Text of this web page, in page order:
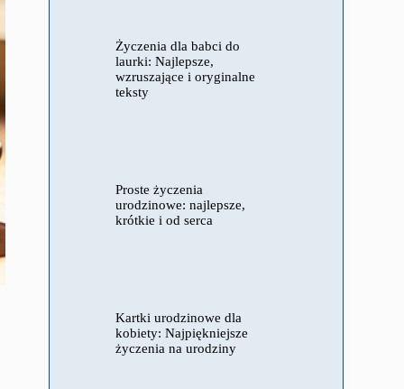
Życzenia dla babci do
laurki: Najlepsze,
wzruszające i oryginalne
teksty
Proste życzenia
urodzinowe: najlepsze,
krótkie i od serca
Kartki urodzinowe dla
kobiety: Najpiękniejsze
życzenia na urodziny